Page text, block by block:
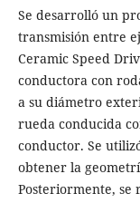
Se desarrolló un
transmisión entre
Ceramic Speed
conductora con
a su diámetro
rueda conducida
conductor. Se
obtener la
Posteriormente, se